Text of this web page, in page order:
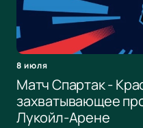
8 июля
Матч Спартак -
захватывающее
Лукойл-Арене